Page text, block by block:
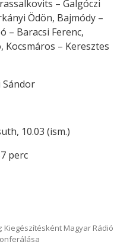
– Galgóczi
Ödön, Bajmódy –
– Baracsi Ferenc,
Kocsmáros – Keresztes
Sándor
10.03 (ism.)
perc
Kiegészítésként Magyar Rádió